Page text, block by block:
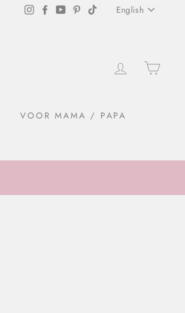
InstagramFacebook
YouTubePinterestTikTokEnglish
LOGIN
VOOR MAMA / PAPA